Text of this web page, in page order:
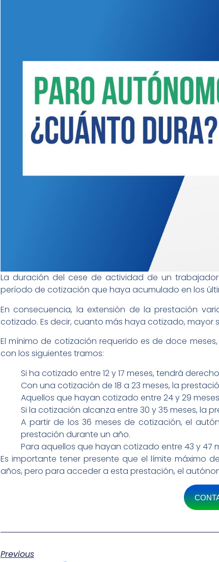
La duración del cese de actividad de un
período de cotización que haya acumulado en los
En consecuencia, la extensión de la prestación
cotizado. Es decir, cuanto más haya cotizado,
El mínimo de cotización requerido es de doce
con los siguientes tramos:
Si ha cotizado entre 12 y 17 meses, tendrá
Con una cotización de 18 a 23 meses, la
Aquellos que hayan cotizado entre 24 y 29
Si la cotización alcanza entre 30 y 35 meses, la
A partir de los 36 meses de cotización, el
prestación durante un año.
Para aquellos que hayan cotizado entre 43 y 47
Es importante tener presente que el límite máximo
años, pero para acceder a esta prestación, el
Previous